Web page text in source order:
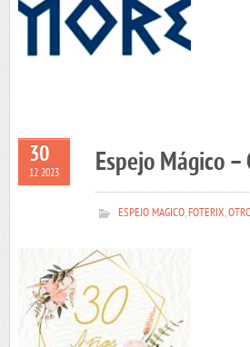
30
12 2023 Espejo Mágico
ESPEJO MAGICO,FOTERIX,